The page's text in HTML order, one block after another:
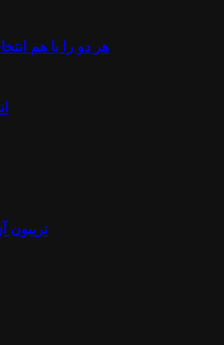
«هر دو را با هم
تریبون